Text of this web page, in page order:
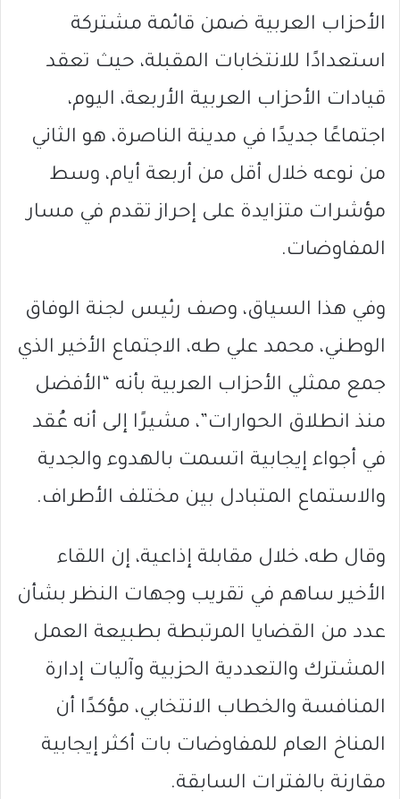
الأحزاب العربية ضمن قائمة مشتركة
استعدادًا للانتخابات المقبلة، حيث تعقد
قيادات الأحزاب العربية الأربعة، اليوم،
اجتماعًا جديدًا في مدينة الناصرة، هو الثاني
من نوعه خلال أقل من أربعة أيام، وسط
مؤشرات متزايدة على إحراز تقدم في مسار
المفاوضات.
وفي هذا السياق، وصف رئيس لجنة الوفاق
الوطني، محمد علي طه، الاجتماع الأخير الذي
جمع ممثلي الأحزاب العربية بأنه “الأفضل
منذ انطلاق الحوارات”، مشيرًا إلى أنه عُقد
في أجواء إيجابية اتسمت بالهدوء والجدية
والاستماع المتبادل بين مختلف الأطراف.
وقال طه، خلال مقابلة إذاعية، إن اللقاء
الأخير ساهم في تقريب وجهات النظر بشأن
عدد من القضايا المرتبطة بطبيعة العمل
المشترك والتعددية الحزبية وآليات إدارة
المنافسة والخطاب الانتخابي، مؤكدًا أن
المناخ العام للمفاوضات بات أكثر إيجابية
مقارنة بالفترات السابقة.